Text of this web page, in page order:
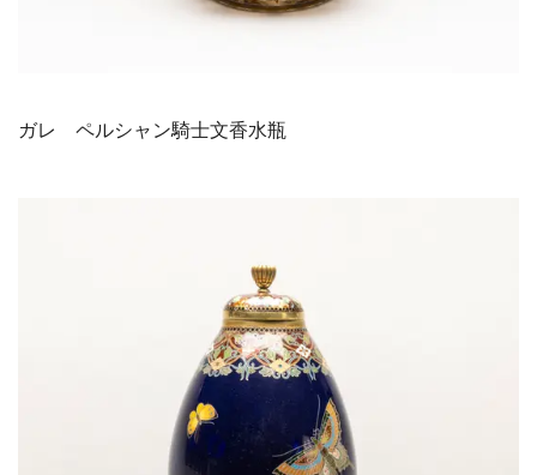
ガレ ペルシャン騎士文香水瓶